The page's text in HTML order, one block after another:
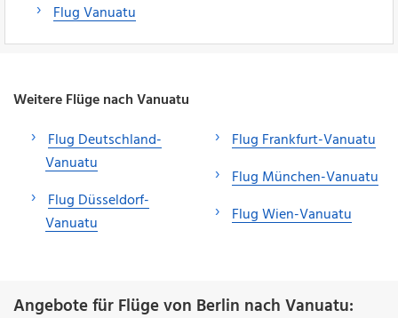
Flug Vanuatu
Weitere Flüge nach Vanuatu
Flug Deutschland-
Vanuatu
Flug Düsseldorf-
Vanuatu
Flug Frankfurt-Vanuatu
Flug München-Vanuatu
Flug Wien-Vanuatu
Angebote für Flüge von Berlin nach Vanuatu: